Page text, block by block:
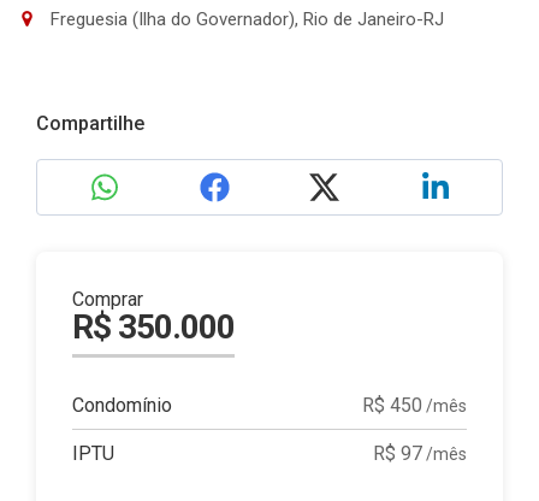
Freguesia (Ilha do Governador), Rio de Janeiro-RJ
Compartilhe
Comprar
R$ 350.000
Condomínio R$ 450 /mês
IPTU R$ 97/mês